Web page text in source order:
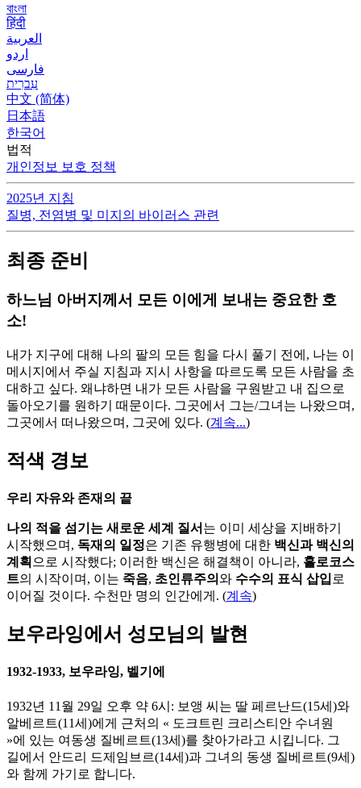
বাংলা
हिंदी
العربية
اردو
فارسی
עִברִית
中文 (简体)
日本語
한국어
법적
개인정보 보호 정책
2025년 지침
질병, 전염병 및 미지의 바이러스 관련
최종 준비
하느님 아버지께서 모든 이에게 보내는 중요한 호
소!
내가 지구에 대해 나의 팔의 모든 힘을 다시 풀기 전에, 나는 이
메시지에서 주실 지침과 지시 사항을 따르도록 모든 사람을 초
대하고 싶다. 왜냐하면 내가 모든 사람을 구원받고 내 집으로
돌아오기를 원하기 때문이다. 그곳에서 그는/그녀는 나왔으며,
그곳에서 떠나왔으며, 그곳에 있다. (계속...)
적색 경보
우리 자유와 존재의 끝
나의 적을 섬기는 새로운 세계 질서 는 이미 세상을 지배하기
시작했으며, 독재의 일정은 기존 유행병에 대한 백신과 백신의
계획 으로 시작했다; 이러한 백신은 해결책이 아니라, 홀로코스
트의 시작이며, 이는 죽음, 초인류주의 와 수수의 표식 삽입 로
이어질 것이다. 수천만 명의 인간에게. (계속)
보우라잉에서 성모님의 발현
1932-1933, 보우라잉, 벨기에
1932년 11월 29일 오후 약 6시: 보앵 씨는 딸 페르난드(15세)와
알베르트(11세)에게 근처의 « 도크트린 크리스티안 수녀원
»에 있는 여동생 질베르트(13세)를 찾아가라고 시킵니다. 그
길에서 안드리 드제임브르(14세)과 그녀의 동생 질베르트(9세)
와 함께 가기로 합니다.